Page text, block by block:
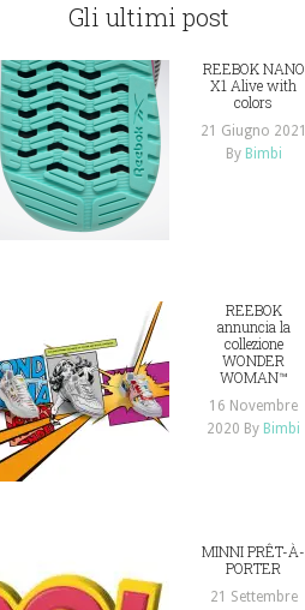
Gli ultimi post
REEBOK NANO
X1 Alive with
colors
21 Giugno 2021
By Bimbi
REEBOK
annuncia la
collezione
WONDER
WOMAN™
16 Novembre
2020 By Bimbi
MINNI PRÊT-À-
PORTER
21 Settembre